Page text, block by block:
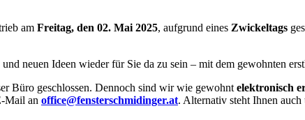
am Freitag, den 02. Mai 2025, aufgrund eines Zwickeltags
neuen Ideen wieder für Sie da zu sein – mit dem gewohnten
Büro geschlossen. Dennoch sind wir wie gewohnt elektronisch
Mail an office@fensterschmidinger.at. Alternativ steht Ihnen auch